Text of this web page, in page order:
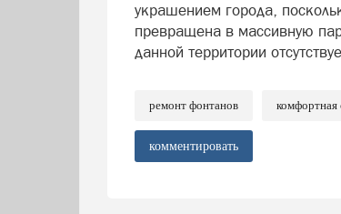
украшением города,
превращена в массивную
данной территории
ремонт фонтанов комфортная
комментировать